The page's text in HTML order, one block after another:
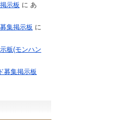
示板 に あ
集掲示板 に
板(モンハン
募集掲示板